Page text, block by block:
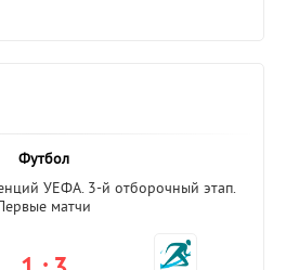
Футбол
УЕФА. 3-й отборочный этап.
матчи